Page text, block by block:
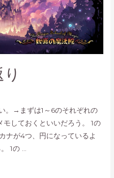
。→まずは1～6のそれぞれの
しておくといいだろう。 1の
ナが4つ、円になっているよ
1の …